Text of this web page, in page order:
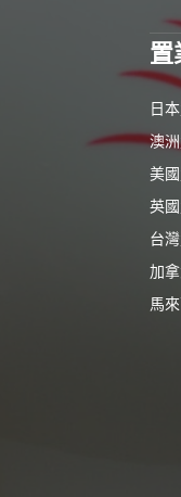
置
日
澳
美
英
台
加
馬